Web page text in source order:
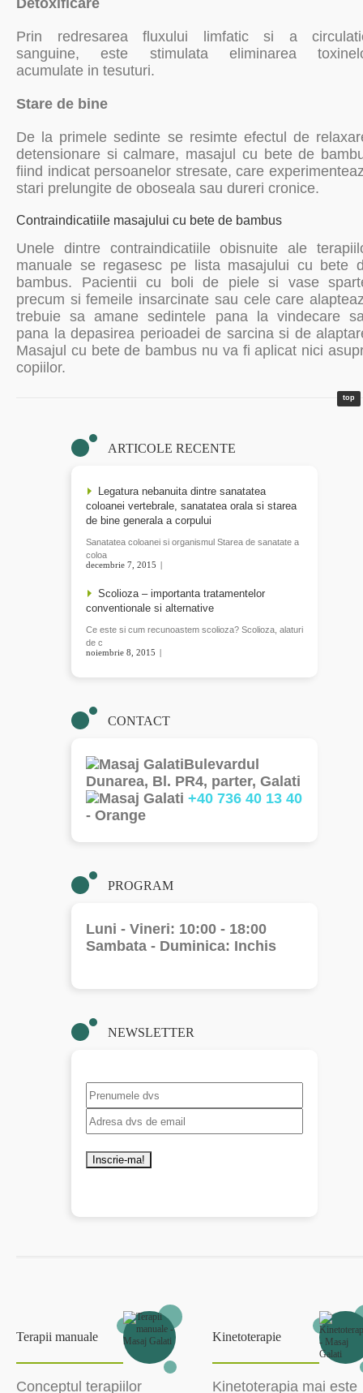
Detoxificare
Prin redresarea fluxului limfatic si a
sanguine, este stimulata eliminarea
acumulate in tesuturi.
Stare de bine
De la primele sedinte se resimte efectul de
detensionare si calmare, masajul cu bete de
fiind indicat persoanelor stresate, care
stari prelungite de oboseala sau dureri cronice.
Contraindicatiile masajului cu bete de bambus
Unele dintre contraindicatiile obisnuite ale
manuale se regasesc pe lista masajului cu bete
bambus. Pacientii cu boli de piele si vase
precum si femeile insarcinate sau cele care
trebuie sa amane sedintele pana la vindecare
pana la depasirea perioadei de sarcina si de
Masajul cu bete de bambus nu va fi aplicat nici
copiilor.
top
ARTICOLE RECENTE
Legatura nebanuita dintre sanatatea
coloanei vertebrale, sanatatea orala si starea
de bine generala a corpului
Sanatatea coloanei si organismul Starea de sanatate a
coloa
decembrie 7, 2015
Scolioza – importanta tratamentelor
conventionale si alternative
Ce este si cum recunoastem scolioza? Scolioza, alaturi
de c
noiembrie 8, 2015
CONTACT
Bulevardul
Dunarea, Bl. PR4, parter, Galati
+40 736 40 13 40
- Orange
PROGRAM
Luni - Vineri: 10:00 - 18:00
Sambata - Duminica: Inchis
NEWSLETTER
Terapii manuale
Conceptul terapiilor
Kinetoterapie
Kinetoterapia mai este